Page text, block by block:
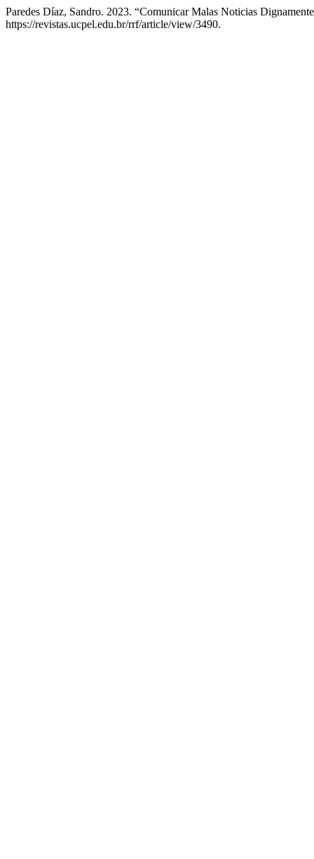
Paredes Díaz, Sandro. 2023. “Comunicar Malas Noticias
https://revistas.ucpel.edu.br/rrf/article/view/3490.